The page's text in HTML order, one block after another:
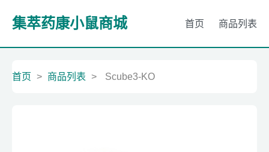
集萃药康小鼠商城 首页 商品列表
首页 > 商品列表 > Scube3-KO